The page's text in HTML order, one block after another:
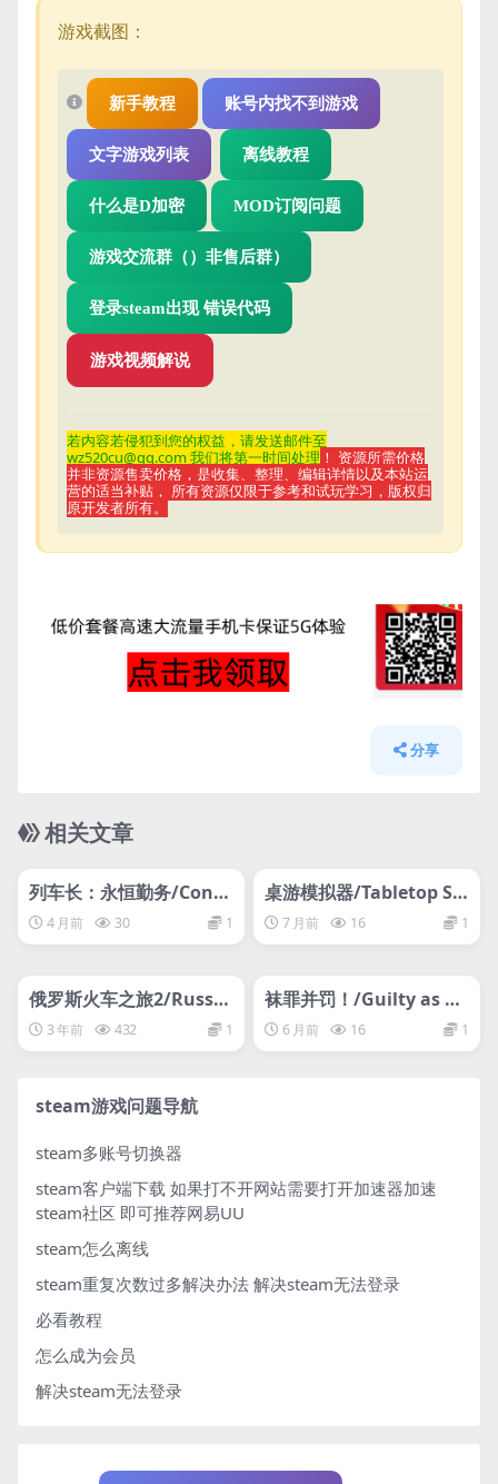
游戏截图：
新手教程 账号内找不到游戏
文字游戏列表 离线教程
什么是D加密 MOD订阅问题
游戏交流群（）非售后群）
登录steam出现 错误代码
游戏视频解说
若内容若侵犯到您的权益，请发送邮件至
wz520cu@qq.com 我们将第一时间处理 ！ 资源所需价格
并非资源售卖价格，是收集、整理、编辑详情以及本站运
营的适当补贴， 所有资源仅限于参考和试玩学习，版权归
原开发者所有。
分享
相关文章
网盘下载游戏
列车长：永恒勤务/Cond
uctor: Eternal Service
4 月前 30 1
网盘下载游戏
桌游模拟器/Tabletop Si
mulator
7 月前 16 1
网盘下载游戏
俄罗斯火车之旅2/Russia
n Train Trip 2
3 年前 432 1
网盘下载游戏
袜罪并罚！/Guilty as So
ck!6 月前 16 1
steam游戏问题导航
steam多账号切换器
steam客户端下载 如果打不开网站需要打开加速器加速
steam社区 即可推荐网易UU
steam怎么离线
steam重复次数过多解决办法 解决steam无法登录
必看教程
怎么成为会员
解决steam无法登录